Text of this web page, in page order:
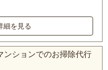
細を見る
ンションでのお掃除代行